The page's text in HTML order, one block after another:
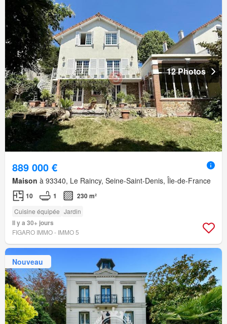
12 Photos
889 000 €
Maison à 93340, Le Raincy, Seine-Saint-Denis, Île-de-France
10 1 230 m²
Cuisine équipée Jardin
Il y a 30+ jours
FIGARO IMMO - IMMO 5
Nouveau